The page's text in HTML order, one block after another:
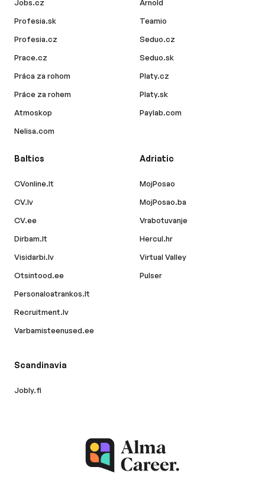
Jobs.cz
Profesia.sk
Profesia.cz
Prace.cz
Práca za rohom
Práce za rohem
Atmoskop
Nelisa.com
Arnold
Teamio
Seduo.cz
Seduo.sk
Platy.cz
Platy.sk
Paylab.com
Baltics
CVonline.lt
CV.lv
CV.ee
Dirbam.lt
Visidarbi.lv
Otsintood.ee
Personaloatrankos.lt
Recruitment.lv
Varbamisteenused.ee
Adriatic
MojPosao
MojPosao.ba
Vrabotuvanje
Hercul.hr
Virtual Valley
Pulser
Scandinavia
Jobly.fi